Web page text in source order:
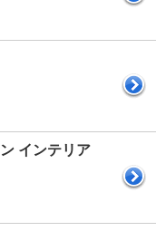
インテリア